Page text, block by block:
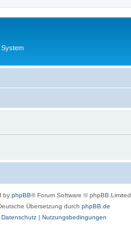
by phpBB® Forum Software © phpBB Limited
Übersetzung durch phpBB.de
Datenschutz| Nutzungsbedingungen